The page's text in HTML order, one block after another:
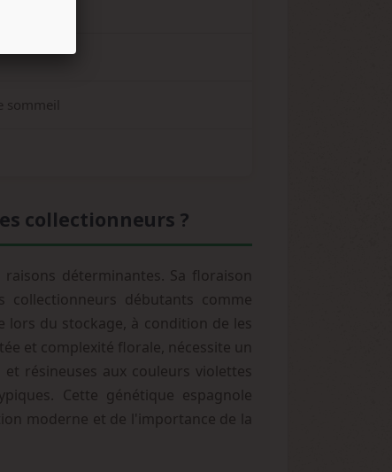
collectionneurs ?
déterminantes. Sa floraison
débutants comme
du stockage, à condition de les
et complexité florale, nécessite un
résineuses aux couleurs violettes
Cette génétique espagnole
moderne et de l'importance de la